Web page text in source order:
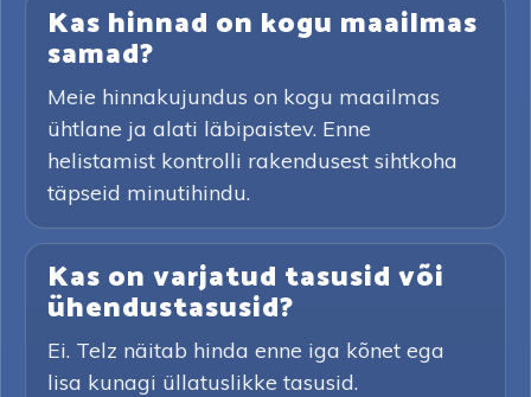
Kas hinnad on kogu maailmas
samad?
Meie hinnakujundus on kogu maailmas
ühtlane ja alati läbipaistev. Enne
helistamist kontrolli rakendusest sihtkoha
täpseid minutihindu.
Kas on varjatud tasusid või
ühendustasusid?
Ei. Telz näitab hinda enne iga kõnet ega
lisa kunagi üllatuslikke tasusid.